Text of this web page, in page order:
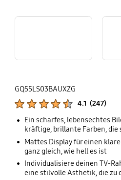
Samsung QLED 4K Lifestyle TVs (2022)
GQ55LS03BAUXZG
4.1 (247)
Ein scharfes, lebensechtes
kräftige, brillante Farben, die
Mattes Display für einen
ganz gleich, wie hell es ist
Individualisiere deinen TV-
eine stilvolle Ästhetik, die zu